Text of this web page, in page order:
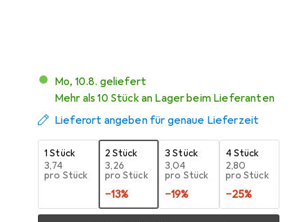
Mo, 10.8. geliefert
Mehr als 10 Stück an Lager beim Lieferanten
Lieferort angeben für genaue Lieferzeit
1 Stück
EUR
3,74
pro Stück
2 Stück
EUR
3,26
pro Stück
−13%
3 Stück
EUR
3,04
pro Stück
−19%
4 Stück
EUR
2,80
pro Stück
−25%